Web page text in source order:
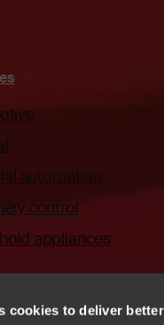
cookies to deliver
automation
control
appliances